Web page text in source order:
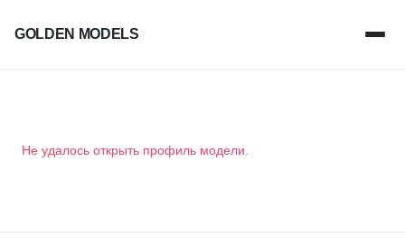
GOLDEN MODELS
Не удалось открыть профиль модели.